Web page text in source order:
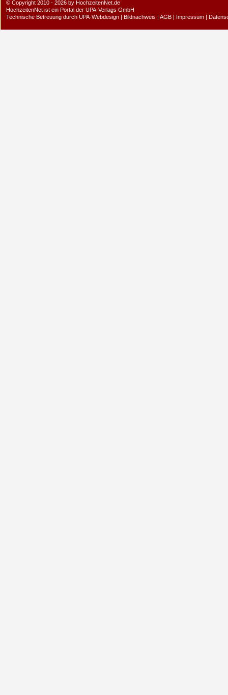
© Copyright 2010 - 2026 by HochzeitenNet.de
HochzeitenNet ist ein Portal der UPA-Verlags GmbH
Technische Betreuung durch UPA-Webdesign | Bildnachweis | AGB | Impressum |